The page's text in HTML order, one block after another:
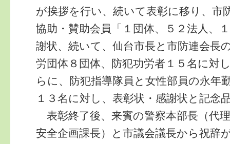
が挨拶を行い、続いて表彰に移り、市
協助・賛助会員「１団体、５２法人、
謝状、続いて、仙台市長と市防連会長
労団体８団体、防犯功労者１５名に対
らに、防犯指導隊員と女性部員の永年
１３名に対し、表彰状・感謝状と記念
表彰終了後、来賓の警察本部長（代
安全企画課長）と市議会議長から祝辞